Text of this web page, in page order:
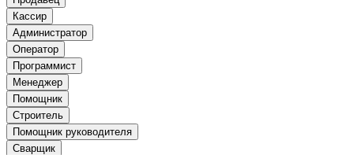
Кассир
Администратор
Оператор
Программист
Менеджер
Помощник
Строитель
Помощник руководителя
Сварщик